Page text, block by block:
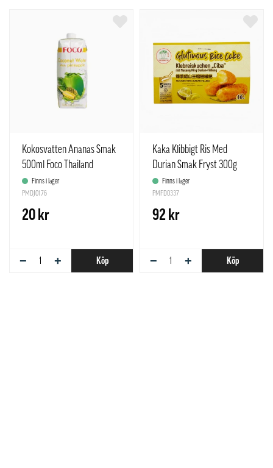
Kokosvatten Ananas Smak
500ml Foco Thailand
Finns i lager
PMDJ0176
20 kr
− + Köp
Kaka Klibbigt Ris Med
Durian Smak Fryst 300g
TCT Kina
Finns i lager
PMFD0337
92 kr
− + Köp